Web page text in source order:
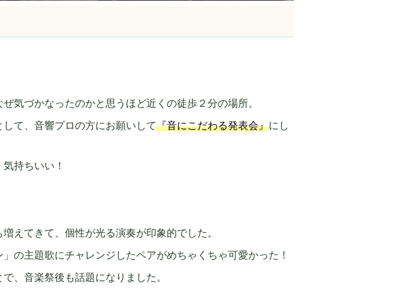
気づかなったのかと思うほど近くの徒歩２分の場所。
て、音響プロの方にお願いして『音にこだわる発表会』にし
持ちいい！
えてきて、個性が光る演奏が印象的でした。
の主題歌にチャレンジしたペアがめちゃくちゃ可愛かった！
、音楽祭後も話題になりました。